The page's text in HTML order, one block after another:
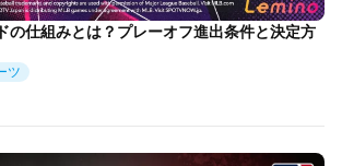
の仕組みとは？プレーオフ進出条件と決定方
ツ